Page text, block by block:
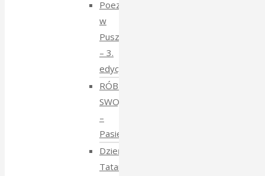
Poezja
w
Puszczy
– 3.
edycja
RÓBMY
SWOJE
–
Pasieki
Dzień
Tatarski